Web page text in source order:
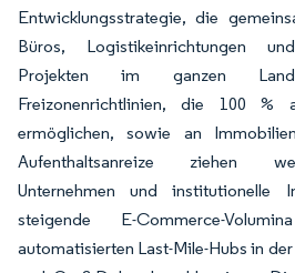
Entwicklungsstrategie, die
Büros, Logistikeinrichtungen
Projekten im ganzen
Freizonenrichtlinien, die 100 %
ermöglichen, sowie an
Aufenthaltsanreize ziehen
Unternehmen und institutionelle
steigende E-Commerce-
automatisierten Last-Mile-Hubs in